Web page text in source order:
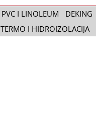
PVC I LINOLEUM DEKING
TERMO I HIDROIZOLACIJA